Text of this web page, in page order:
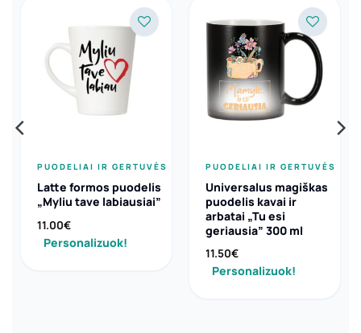
PUODELIAI IR GERTUVĖS
Latte formos puodelis
„Myliu tave labiausiai”
11.00€
Personalizuok!
PUODELIAI IR GERTUVĖS
Universalus magiškas
puodelis kavai ir
arbatai „Tu esi
geriausia” 300 ml
11.50€
Personalizuok!